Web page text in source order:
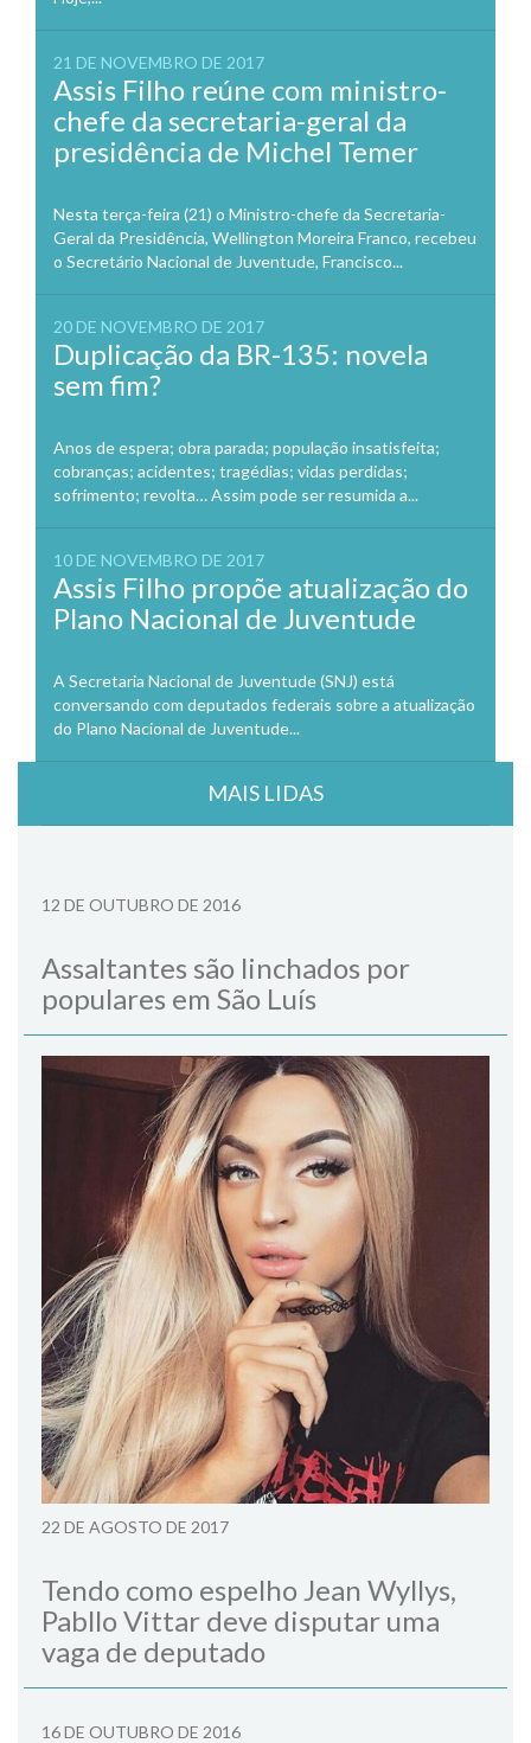
21 DE NOVEMBRO DE 2017
Assis Filho reúne com ministro-
chefe da secretaria-geral da
presidência de Michel Temer
Nesta terça-feira (21) o Ministro-chefe da Secretaria-
Geral da Presidência, Wellington Moreira Franco, recebeu
o Secretário Nacional de Juventude, Francisco...
20 DE NOVEMBRO DE 2017
Duplicação da BR-135: novela
sem fim?
Anos de espera; obra parada; população insatisfeita;
cobranças; acidentes; tragédias; vidas perdidas;
sofrimento; revolta… Assim pode ser resumida a...
10 DE NOVEMBRO DE 2017
Assis Filho propõe atualização do
Plano Nacional de Juventude
A Secretaria Nacional de Juventude (SNJ) está
conversando com deputados federais sobre a atualização
do Plano Nacional de Juventude...
MAIS LIDAS
12 DE OUTUBRO DE 2016
Assaltantes são linchados por
populares em São Luís
22 DE AGOSTO DE 2017
Tendo como espelho Jean Wyllys,
Pabllo Vittar deve disputar uma
vaga de deputado
16 DE OUTUBRO DE 2016